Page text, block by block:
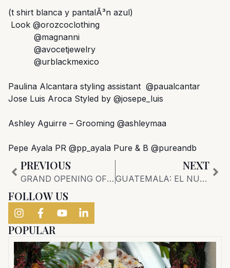
(t shirt blanca y pantalÃ³n azul)
Look @orozcoclothing
@magnanni
@avocetjewelry
@urblackmexico
Paulina Alcantara styling assistant @paualcantar
Jose Luis Aroca Styled by @josepe_luis
Ashley Aguirre – Grooming @ashleymaa
Pepe Ayala PR @pp_ayala Pure & B @pureandb
Prev
PREVIOUS
GRAND OPENING OFICINAS GRUPO OKO EN MEXICO
NEXT
GUATEMALA: EL NUEVO SPOT DE LUJO DE LATINOAMÉRICA
FOLLOW US
POPULAR